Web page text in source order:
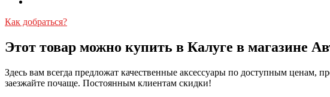
Как добраться?
Этот товар можно купить в Калуге в магазине
Здесь вам всегда предложат качественные аксессуары по доступным
заезжайте почаще. Постоянным клиентам скидки!